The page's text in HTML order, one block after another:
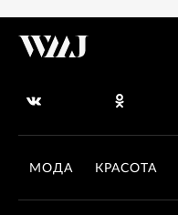
МОДА КРАСОТА